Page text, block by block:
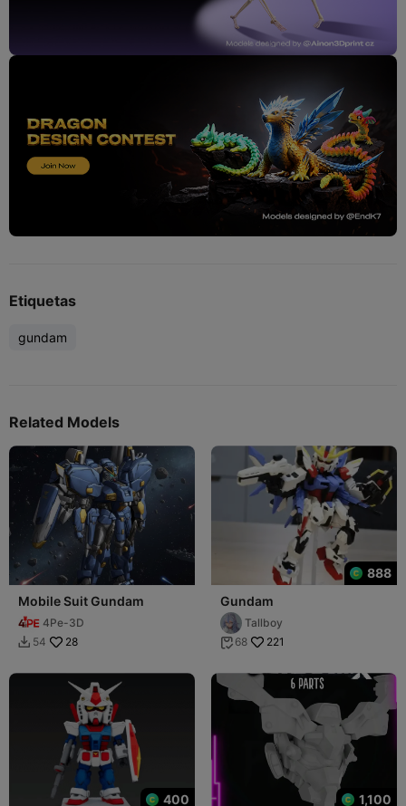
Etiquetas
gundam
Related Models
Mobile Suit Gundam
4Pe-3D
 54 28
888
Gundam
Tallboy
 68 221
400 1,100